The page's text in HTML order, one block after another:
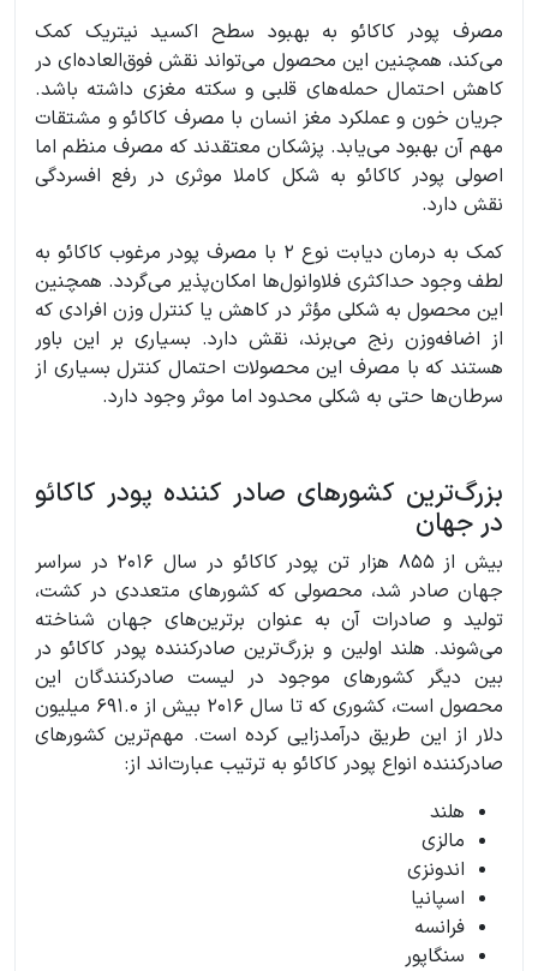
مصرف پودر کاکائو به بهبود سطح اکسید نیتریک کمک
می‌کند، همچنین این محصول می‌تواند نقش فوق‌العاده‌ای در
کاهش احتمال حمله‌های قلبی و سکته مغزی داشته باشد.
جریان خون و عملکرد مغز انسان با مصرف کاکائو و مشتقات
مهم آن بهبود می‌یابد. پزشکان معتقدند که مصرف منظم اما
اصولی پودر کاکائو به شکل کاملا موثری در رفع افسردگی
نقش دارد.
کمک به درمان دیابت نوع 2 با مصرف پودر مرغوب کاکائو به
لطف وجود حداکثری فلاوانول‌ها امکان‌پذیر می‌گردد. همچنین
این محصول به شکلی مؤثر در کاهش یا کنترل وزن افرادی که
از اضافه‌وزن رنج می‌برند، نقش دارد. بسیاری بر این باور
هستند که با مصرف این محصولات احتمال کنترل بسیاری از
سرطان‌ها حتی به شکلی محدود اما موثر وجود دارد.
بزرگ‌ترین کشورهای صادر کننده پودر کاکائو
در جهان
بیش از 855 هزار تن پودر کاکائو در سال 2016 در سراسر
جهان صادر شد، محصولی که کشورهای متعددی در کشت،
تولید و صادرات آن به عنوان برترین‌های جهان شناخته
می‌شوند. هلند اولین و بزرگ‌ترین صادرکننده پودر کاکائو در
بین دیگر کشورهای موجود در لیست صادرکنندگان این
محصول است، کشوری که تا سال 2016 بیش از 691.0 میلیون
دلار از این طریق درآمدزایی کرده است. مهم‌ترین کشورهای
صادرکننده انواع پودر کاکائو به ترتیب عبارت‌اند از:
هلند
مالزی
اندونزی
اسپانیا
فرانسه
سنگاپور